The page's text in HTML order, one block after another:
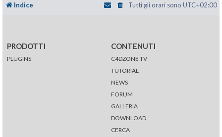
Indice Tutti gli orari sono UTC+02:00
PRODOTTI
PLUGINS
CONTENUTI
C4DZONE TV
TUTORIAL
NEWS
FORUM
GALLERIA
DOWNLOAD
CERCA